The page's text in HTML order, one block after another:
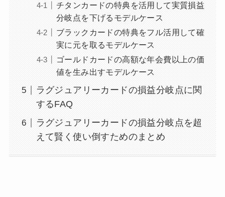
チタンカードの特典を活用して実質損益
分岐点を下げるモデルケース
ブラックカードの特典をフル活用して確
実に元を取るモデルケース
ゴールドカードの高額な年会費以上の価
値を生み出すモデルケース
ラグジュアリーカードの損益分岐点に関
するFAQ
ラグジュアリーカードの損益分岐点を超
えて賢く使い倒すためのまとめ